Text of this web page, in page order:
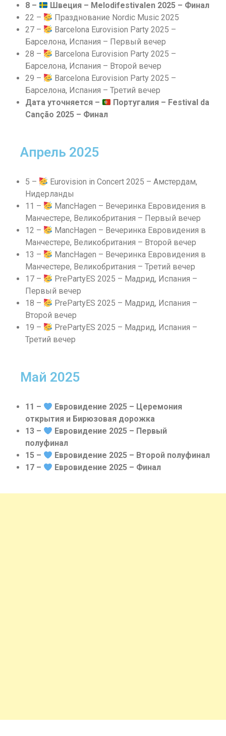
8 –
Швеция – Melodifestivalen 2025 – Финал
22 –
Празднование Nordic Music 2025
27 –
Barcelona Eurovision Party 2025 –
Барселона, Испания – Первый вечер
28 –
Barcelona Eurovision Party 2025 –
Барселона, Испания – Второй вечер
29 –
Barcelona Eurovision Party 2025 –
Барселона, Испания – Третий вечер
Дата уточняется –
Португалия – Festival da
Canção 2025 – Финал
Апрель 2025
5 –
Eurovision in Concert 2025 – Амстердам,
Нидерланды
11 –
MancHagen – Вечеринка Евровидения в
Манчестере, Великобритания – Первый вечер
12 –
MancHagen – Вечеринка Евровидения в
Манчестере, Великобритания – Второй вечер
13 –
MancHagen – Вечеринка Евровидения в
Манчестере, Великобритания – Третий вечер
17 –
PrePartyES 2025 – Мадрид, Испания –
Первый вечер
18 –
PrePartyES 2025 – Мадрид, Испания –
Второй вечер
19 –
PrePartyES 2025 – Мадрид, Испания –
Третий вечер
Май 2025
11 –
Евровидение 2025 – Церемония
открытия и Бирюзовая дорожка
13 –
Евровидение 2025 – Первый
полуфинал
15 –
Евровидение 2025 – Второй полуфинал
17 –
Евровидение 2025 – Финал